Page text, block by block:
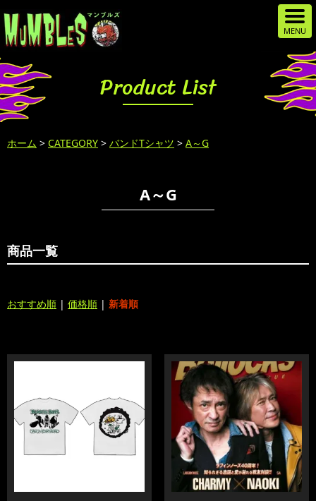
Product List
ホーム > CATEGORY > バンドTシャツ > A～G
A～G
商品一覧
おすすめ順 | 価格順 | 新着順